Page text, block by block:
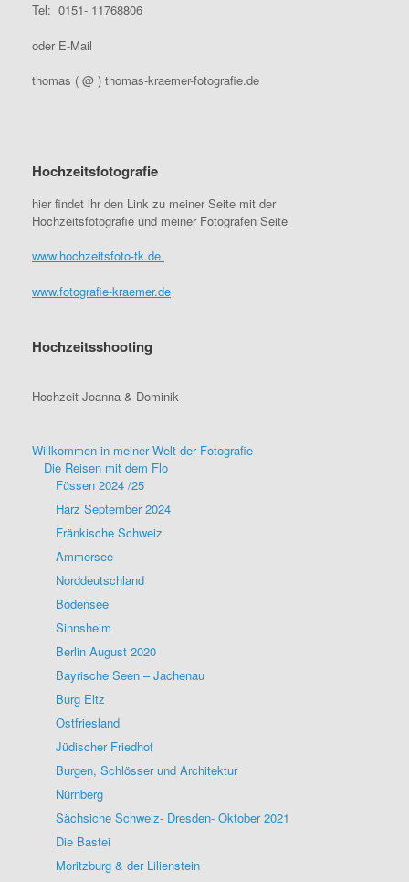
Tel: 0151- 11768806
oder E-Mail
thomas ( @ ) thomas-kraemer-fotografie.de
Hochzeitsfotografie
hier findet ihr den Link zu meiner Seite mit der
Hochzeitsfotografie und meiner Fotografen Seite
www.hochzeitsfoto-tk.de
www.fotografie-kraemer.de
Hochzeitsshooting
Hochzeit Joanna & Dominik
Willkommen in meiner Welt der Fotografie
Die Reisen mit dem Flo
Füssen 2024 /25
Harz September 2024
Fränkische Schweiz
Ammersee
Norddeutschland
Bodensee
Sinnsheim
Berlin August 2020
Bayrische Seen – Jachenau
Burg Eltz
Ostfriesland
Jüdischer Friedhof
Burgen, Schlösser und Architektur
Nürnberg
Sächsiche Schweiz- Dresden- Oktober 2021
Die Bastei
Moritzburg & der Lilienstein